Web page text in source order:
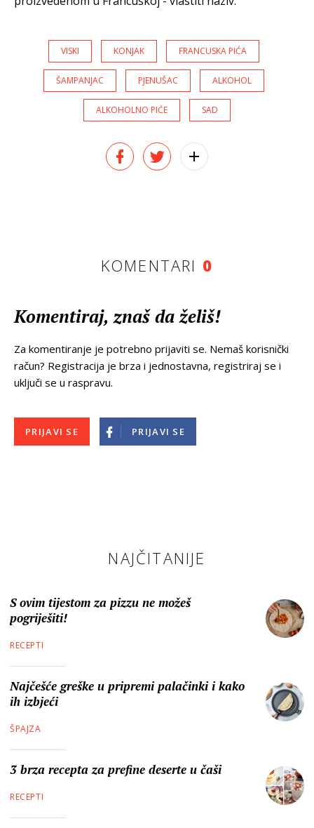
VISKI KONJAK FRANCUSKA PIĆA
ŠAMPANJAC PJENUŠAC ALKOHOL
ALKOHOLNO PIĆE SAD
KOMENTARI 0
Komentiraj, znaš da želiš!
Za komentiranje je potrebno prijaviti se. Nemaš korisnički
račun? Registracija je brza i jednostavna, registriraj se i
uključi se u raspravu.
PRIJAVI SE PRIJAVI SE
NAJČITANIJE
S ovim tijestom za pizzu ne možeš
pogriješiti!
RECEPTI
Najčešće greške u pripremi palačinki i kako
ih izbjeći
ŠPAJZA
3 brza recepta za prefine deserte u čaši
RECEPTI